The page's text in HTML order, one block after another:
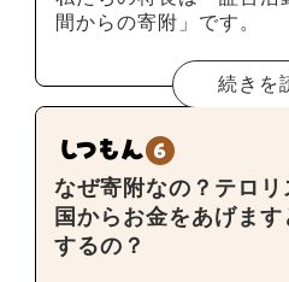
間からの寄附」です。
続きを
なぜ寄附なの？テロ
国からお金をあげま
するの？